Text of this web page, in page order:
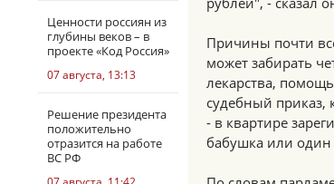
Ценности россиян из
глубины веков – в
проекте «Код Россия»
07 августа, 13:13
Решение президента
положительно
отразится на работе
ВС РФ
Причины почти
может забирать
лекарства,
судебный приказ,
- в квартире
бабушка или один